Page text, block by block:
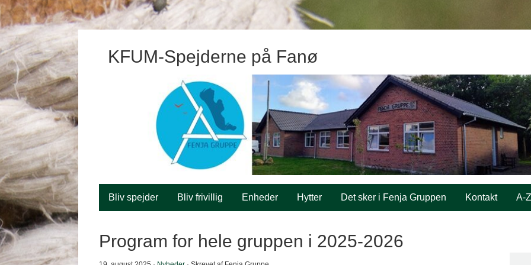
KFUM-Spejderne på Fanø
Bliv spejder Bliv frivillig Enheder Hytter Det sker i Fenja Gruppen Kontakt A-Z
Program for hele gruppen i 2025-2026